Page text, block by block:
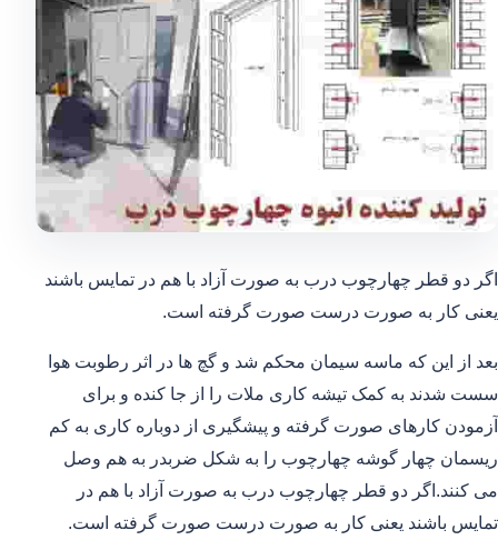
اگر دو قطر چهارچوب درب به صورت آزاد با هم در تمایس باشند
یعنی کار به صورت درست صورت گرفته است.
بعد از این که ماسه سیمان محکم شد و گچ ها در اثر رطوبت هوا
سست شدند به کمک تیشه کاری ملات را از جا کنده و برای
آزمودن کارهای صورت گرفته و پیشگیری از دوباره کاری به کم
ریسمان چهار گوشه چهارچوب را به شکل ضربدر به هم وصل
می کنند.اگر دو قطر چهارچوب درب به صورت آزاد با هم در
تمایس باشند یعنی کار به صورت درست صورت گرفته است.